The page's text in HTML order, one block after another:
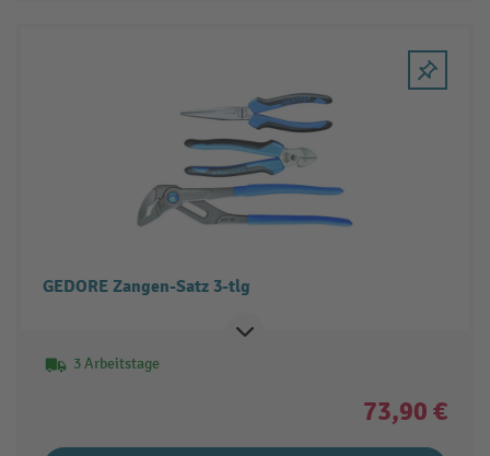
GEDORE Zangen-Satz 3-tlg
3 Arbeitstage
73,90 €